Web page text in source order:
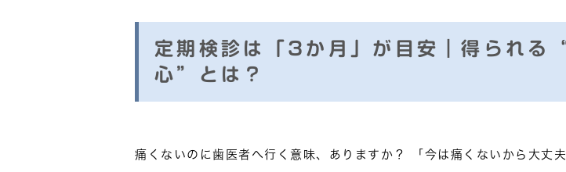
定期検診は「3か月」が目安｜得られる
心”とは？
痛くないのに歯医者へ行く意味、ありますか？ 「今は痛くないから大丈